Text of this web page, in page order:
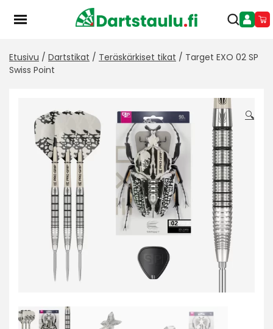
Etusivu / Dartstikat / Teräskärkiset tikat / Target EXO 02 SP
Swiss Point
🔍